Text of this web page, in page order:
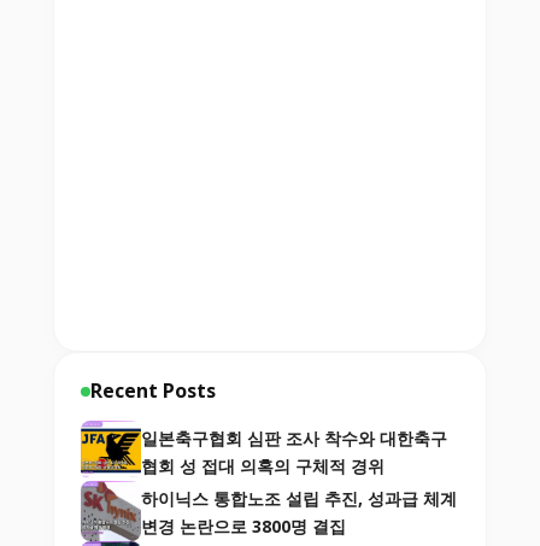
Recent Posts
일본축구협회 심판 조사 착수와 대한축구
협회 성 접대 의혹의 구체적 경위
하이닉스 통합노조 설립 추진, 성과급 체계
변경 논란으로 3800명 결집